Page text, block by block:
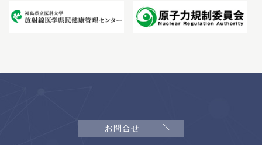
お問合せ